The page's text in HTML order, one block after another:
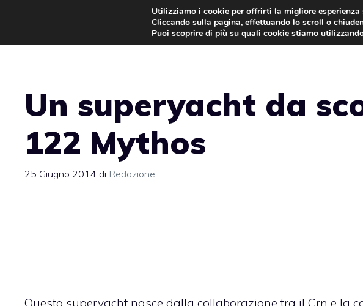
contenuto
Un superyacht da
122 Mythos
25 Giugno 2014 di Redazione
Questo superyacht nasce dalla collaborazione tra il Crn e la
Utilizziamo i cookie per offrirti la migliore
Cliccando sulla pagina, effettuando lo scroll o
Puoi scoprire di più su quali cookie stiamo